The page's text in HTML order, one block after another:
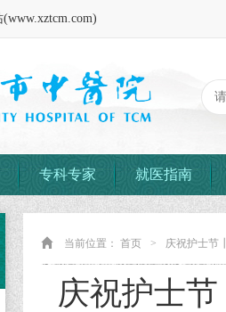
专科专家 就医指南
当前位置： 首页 > 庆祝护士节
庆祝护士